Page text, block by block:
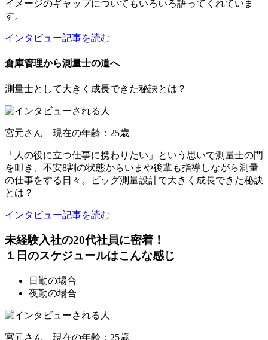
イメージのギャップについてもいろいろ語ってくれていま
す。
インタビュー記事を読む
倉庫管理から測量士の道へ
測量士として大きく成長できた秘訣とは？
宮元さん 現在の年齢：25歳
「人の役に立つ仕事に携わりたい」という思いで測量士の門
を叩き、不安8割の状態からいまや後輩も指導しながら測量
の仕事をする日々。ビッグ測量設計で大きく成長できた秘訣
とは？
インタビュー記事を読む
未経験入社の20代社員に密着！
１日のスケジュールはこんな感じ
日勤の場合
夜勤の場合
宮元さん 現在の年齢：25歳